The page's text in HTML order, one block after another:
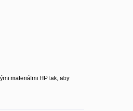
materiálmi HP tak, aby